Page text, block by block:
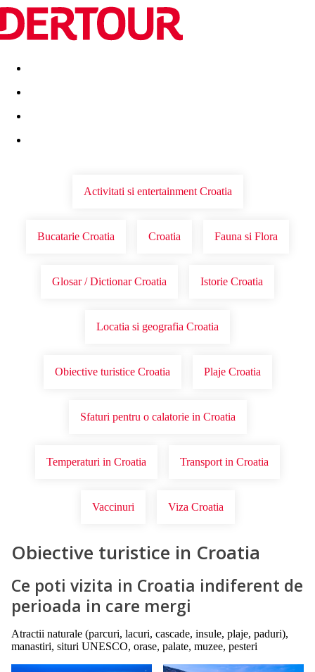
Destinatii Vacanta perfecta OFERTE DE NERATAT
Activitati si entertainment Croatia
Bucatarie Croatia Croatia Fauna si Flora
Glosar / Dictionar Croatia Istorie Croatia
Locatia si geografia Croatia
Obiective turistice Croatia Plaje Croatia
Sfaturi pentru o calatorie in Croatia
Temperaturi in Croatia Transport in Croatia
Vaccinuri Viza Croatia
Obiective turistice in Croatia
Ce poti vizita in Croatia indiferent de
perioada in care mergi
Atractii naturale (parcuri, lacuri, cascade, insule, plaje, paduri),
manastiri, situri UNESCO, orase, palate, muzee, pesteri